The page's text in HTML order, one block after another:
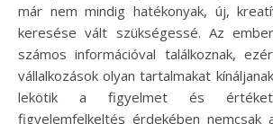
már nem mindig hatékonyak, új,
keresése vált szükségessé. Az
számos információval találkoznak,
vállalkozások olyan tartalmakat
lekötik a figyelmet és
figyelemfelkeltés érdekében nemcsak